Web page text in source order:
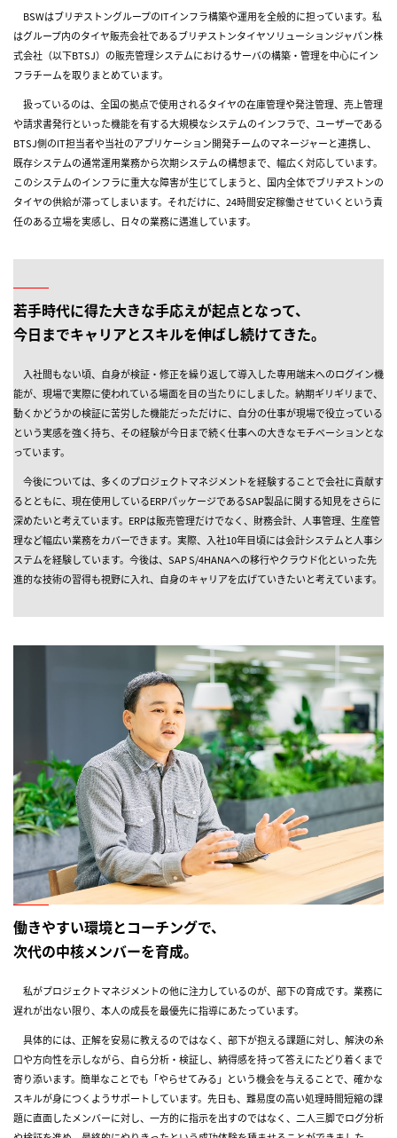
About
Work
BSWはブリヂストングループのITインフラ構築や運用を全般的に担っています。私
はグループ内のタイヤ販売会社であるブリヂストンタイヤソリューションジャパン株
式会社（以下BTSJ）の販売管理システムにおけるサーバの構築・管理を中心にイン
フラチームを取りまとめています。
扱っているのは、全国の拠点で使用されるタイヤの在庫管理や発注管理、売上管理
や請求書発行といった機能を有する大規模なシステムのインフラで、ユーザーである
BTSJ側のIT担当者や当社のアプリケーション開発チームのマネージャーと連携し、
既存システムの通常運用業務から次期システムの構想まで、幅広く対応しています。
このシステムのインフラに重大な障害が生じてしまうと、国内全体でブリヂストンの
タイヤの供給が滞ってしまいます。それだけに、24時間安定稼働させていくという責
任のある立場を実感し、日々の業務に邁進しています。
若手時代に得た大きな手応えが起点となって、
今日までキャリアとスキルを伸ばし続けてきた。
入社間もない頃、自身が検証・修正を繰り返して導入した専用端末へのログイン機
能が、現場で実際に使われている場面を目の当たりにしました。納期ギリギリまで、
動くかどうかの検証に苦労した機能だっただけに、自分の仕事が現場で役立っている
という実感を強く持ち、その経験が今日まで続く仕事への大きなモチベーションとな
っています。
今後については、多くのプロジェクトマネジメントを経験することで会社に貢献す
るとともに、現在使用しているERPパッケージであるSAP製品に関する知見をさらに
深めたいと考えています。ERPは販売管理だけでなく、財務会計、人事管理、生産管
理など幅広い業務をカバーできます。実際、入社10年目頃には会計システムと人事シ
ステムを経験しています。今後は、SAP S/4HANAへの移行やクラウド化といった先
進的な技術の習得も視野に入れ、自身のキャリアを広げていきたいと考えています。
働きやすい環境とコーチングで、
次代の中核メンバーを育成。
私がプロジェクトマネジメントの他に注力しているのが、部下の育成です。業務に
遅れが出ない限り、本人の成長を最優先に指導にあたっています。
具体的には、正解を安易に教えるのではなく、部下が抱える課題に対し、解決の糸
口や方向性を示しながら、自ら分析・検証し、納得感を持って答えにたどり着くまで
寄り添います。簡単なことでも「やらせてみる」という機会を与えることで、確かな
スキルが身につくようサポートしています。先日も、難易度の高い処理時間短縮の課
題に直面したメンバーに対し、一方的に指示を出すのではなく、二人三脚でログ分析